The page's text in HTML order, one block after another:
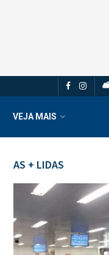
VEJA MAIS
AS + LIDAS